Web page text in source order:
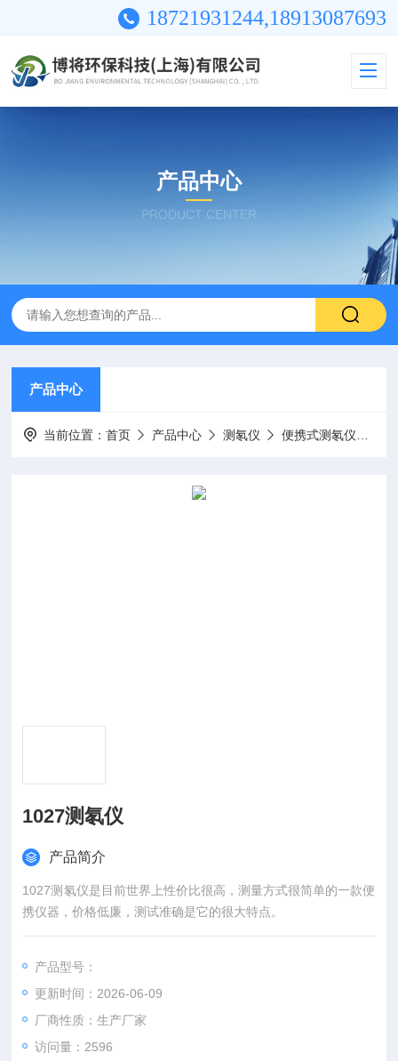
18721931244,18913087693
产品中心
PRODUCT CENTER
产品中心
当前位置：首页 产品中心 测氡仪 便携式测氡仪
1027测氡仪
产品简介
1027测氡仪是目前世界上性价比很高，测量方式很简单的一款便
携仪器，价格低廉，测试准确是它的很大特点。
产品型号：
更新时间：2026-06-09
厂商性质：生产厂家
访问量：2596